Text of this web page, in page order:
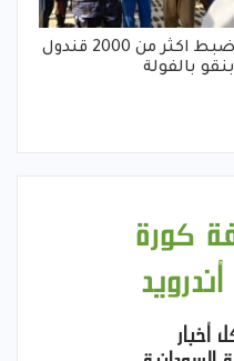
ضبط اكثر من 2000 قندول
بنقو بالفولة